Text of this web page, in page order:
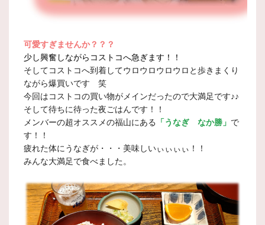
可愛すぎませんか？？？
少し興奮しながらコストコへ急ぎます！！
そしてコストコへ到着してウロウロウロウロと歩きまくり
ながら爆買いです 笑
今回はコストコの買い物がメインだったので大満足です♪♪
そして待ちに待った夜ごはんです！！
メンバーの超オススメの福山にある
「うなぎ なか勝」 で
す！！
疲れた体にうなぎが・・・美味しいぃぃぃぃ！！
みんな大満足で食べました。